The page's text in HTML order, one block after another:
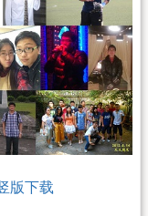
版下载